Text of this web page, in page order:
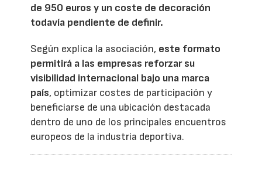
de 950 euros y un coste de decoración
todavía pendiente de definir.
Según explica la asociación, este formato
permitirá a las empresas reforzar su
visibilidad internacional bajo una marca
país, optimizar costes de participación y
beneficiarse de una ubicación destacada
dentro de uno de los principales encuentros
europeos de la industria deportiva.